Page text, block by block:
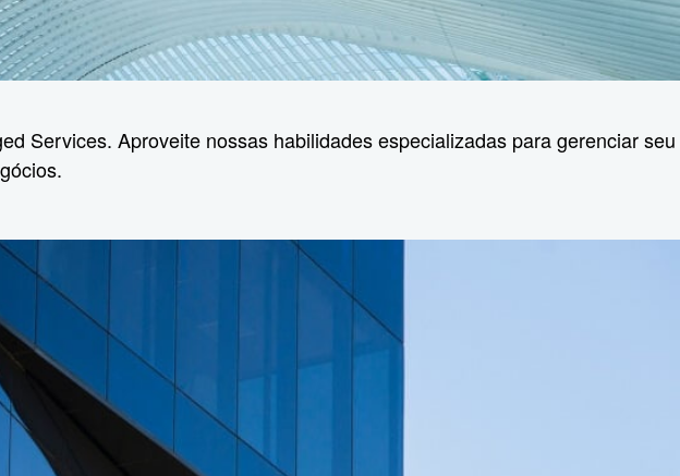
Services. Aproveite nossas habilidades especializadas para gerenciar seu